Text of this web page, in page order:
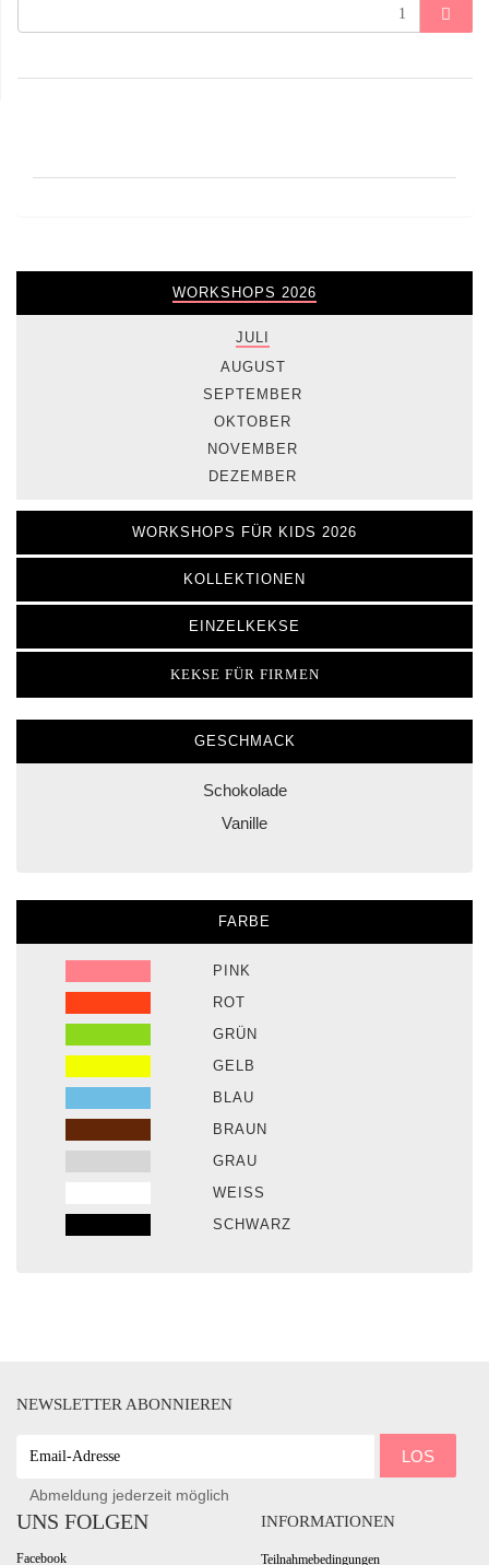
WORKSHOPS 2026
JULI
AUGUST
SEPTEMBER
OKTOBER
NOVEMBER
DEZEMBER
WORKSHOPS FÜR KIDS 2026
KOLLEKTIONEN
EINZELKEKSE
KEKSE FÜR FIRMEN
GESCHMACK
Schokolade
Vanille
FARBE
PINK
ROT
GRÜN
GELB
BLAU
BRAUN
GRAU
WEISS
SCHWARZ
NEWSLETTER ABONNIEREN
LOS
Abmeldung jederzeit möglich
UNS FOLGEN
Facebook
INFORMATIONEN
Teilnahmebedingungen